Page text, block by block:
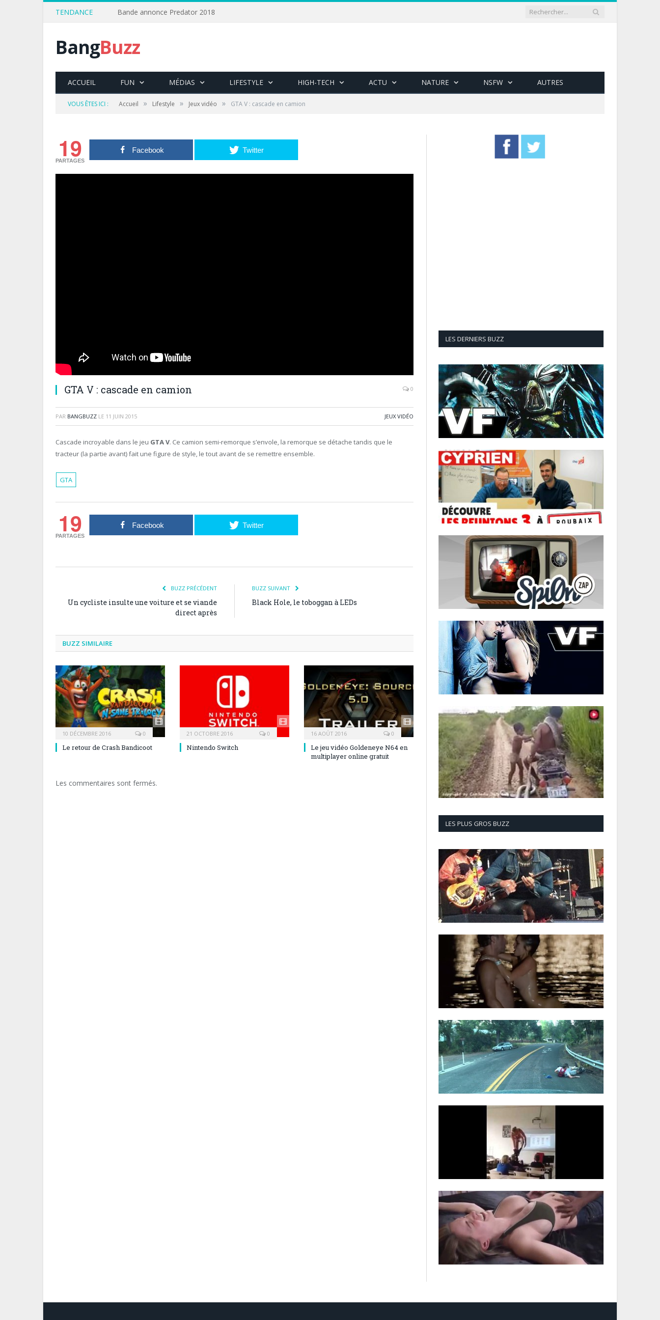
TENDANCE Bande annonce Predator 2018
BangBuzz
ACCUEIL FUN MÉDIAS LIFESTYLE HIGH-TECH ACTU NATURE NSFW AUTRES
VOUS ÊTES ICI : Accueil » Lifestyle » Jeux vidéo » GTA V : cascade en camion
19
PARTAGES
Facebook Twitter
GTA V : cascade en camion 0
PAR BANGBUZZ LE 11 JUIN 2015 JEUX VIDÉO
Cascade incroyable dans le jeu GTA V. Ce camion semi-remorque s’envole, la remorque se détache tandis que le
tracteur (la partie avant) fait une figure de style, le tout avant de se remettre ensemble.
GTA
19
PARTAGES
Facebook Twitter
BUZZ PRÉCÉDENT
Un cycliste insulte une voiture et se viande
direct après
BUZZ SUIVANT
Black Hole, le toboggan à LEDs
BUZZ SIMILAIRE
10 DÉCEMBRE 2016 0
Le retour de Crash Bandicoot
21 OCTOBRE 2016 0
Nintendo Switch
16 AOÛT 2016 0
Le jeu vidéo Goldeneye N64 en
multiplayer online gratuit
Les commentaires sont fermés.
LES DERNIERS BUZZ
LES PLUS GROS BUZZ